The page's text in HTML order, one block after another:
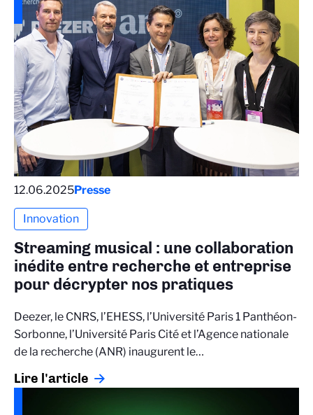
12.06.2025Presse
Innovation
Streaming musical : une collaboration
inédite entre recherche et entreprise
pour décrypter nos pratiques
Deezer, le CNRS, l’EHESS, l’Université Paris 1 Panthéon-
Sorbonne, l’Université Paris Cité et l’Agence nationale
de la recherche (ANR) inaugurent le…
Lire l'article